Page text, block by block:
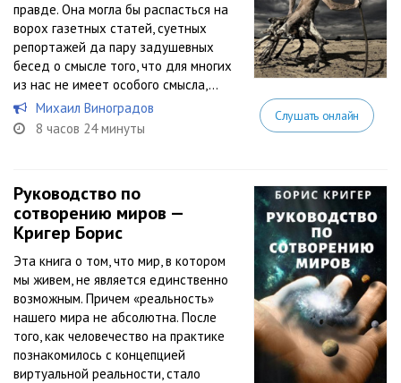
правде. Она могла бы распасться на
ворох газетных статей, суетных
репортажей да пару задушевных
бесед о смысле того, что для многих
из нас не имеет особого смысла,...
Михаил Виноградов
8 часов 24 минуты
Слушать онлайн
Руководство по
сотворению миров —
Кригер Борис
Эта книга о том, что мир, в котором
мы живем, не является единственно
возможным. Причем «реальность»
нашего мира не абсолютна. После
того, как человечество на практике
познакомилось с концепцией
виртуальной реальности, стало